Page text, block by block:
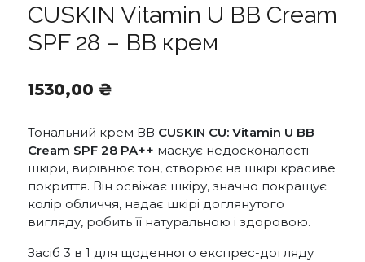
CUSKIN Vitamin U BB Cream
SPF 28 – BB крем
1530,00 ₴
Тональний крем ВВ CUSKIN CU: Vitamin U BB
Cream SPF 28 PA++ маскує недосконалості
шкіри, вирівнює тон, створює на шкірі красиве
покриття. Він освіжає шкіру, значно покращує
колір обличчя, надає шкірі доглянутого
вигляду, робить її натуральною і здоровою.
Засіб 3 в 1 для щоденного експрес-догляду